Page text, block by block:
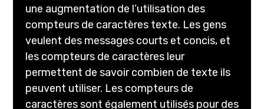
une augmentation de l’utilisation des
compteurs de caractères texte. Les gens
veulent des messages courts et concis, et
les compteurs de caractères leur
permettent de savoir combien de texte ils
peuvent utiliser. Les compteurs de
caractères sont également utilisés pour des